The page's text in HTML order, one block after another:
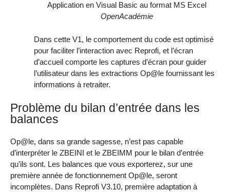
Application en Visual Basic au format MS Excel
OpenAcadémie
Dans cette V1, le comportement du code est optimisé
pour faciliter l’interaction avec Reprofi, et l’écran
d’accueil comporte les captures d’écran pour guider
l’utilisateur dans les extractions Op@le fournissant les
informations à retraiter.
Problème du bilan d’entrée dans les
balances
Op@le, dans sa grande sagesse, n’est pas capable
d’interpréter le ZBEINI et le ZBEIMM pour le bilan d’entrée
qu’ils sont. Les balances que vous exporterez, sur une
première année de fonctionnement Op@le, seront
incomplètes. Dans Reprofi V3.10, première adaptation à